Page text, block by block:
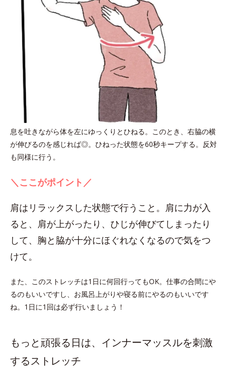
息を吐きながら体を左にゆっくりとひねる。このとき、右脇の横
が伸びるのを感じれば◎。ひねった状態を60秒キープする。反対
も同様に行う。
＼ここがポイント／
肩はリラックスした状態で行うこと。肩に力が入
ると、肩が上がったり、ひじが伸びてしまったり
して、胸と脇が十分にほぐれなくなるので気をつ
けて。
また、このストレッチは1日に何回行ってもOK。仕事の合間にや
るのもいいですし、お風呂上がりや寝る前にやるのもいいです
ね。1日に1回は必ず行いましょう！
もっと頑張る日は、インナーマッスルを刺激
するストレッチ